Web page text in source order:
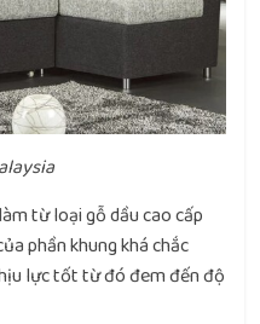
từ loại gỗ dầu cao cấp
phần khung khá chắc
lực tốt từ đó đem đến độ